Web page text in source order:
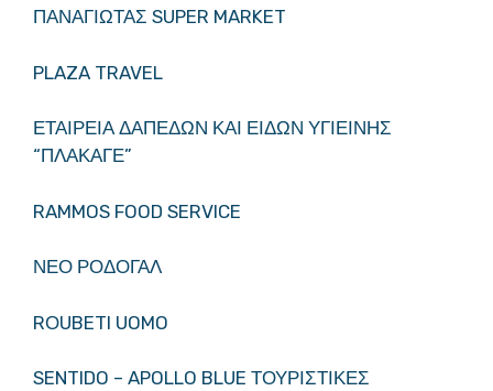
ΠΑΝΑΓΙΩΤΑΣ SUPER MARKET
PLAZA TRAVEL
ΕΤΑΙΡΕΙΑ ΔΑΠΕΔΩΝ ΚΑΙ ΕΙΔΩΝ ΥΓΙΕΙΝΗΣ
“ΠΛΑΚΑΓΕ”
RAMMOS FOOD SERVICE
ΝΕΟ ΡΟΔΟΓΑΛ
RΟUBETI UOMO
SENTIDO – APOLLO BLUE ΤΟΥΡΙΣΤΙΚΕΣ